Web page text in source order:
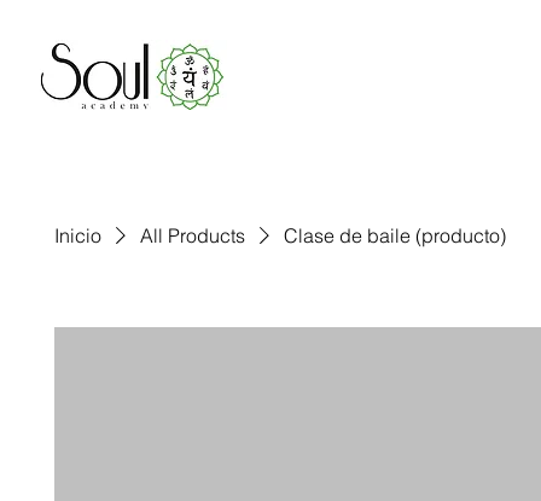
Inicio All Products Clase de baile (producto)